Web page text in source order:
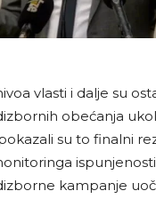
vlasti i dalje su
obećanja
su to finalni
kampanje